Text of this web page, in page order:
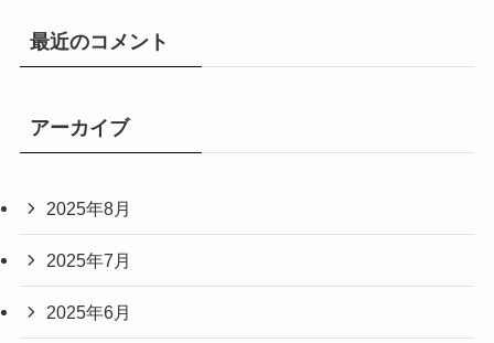
最近のコメント
アーカイブ
2025年8月
2025年7月
2025年6月